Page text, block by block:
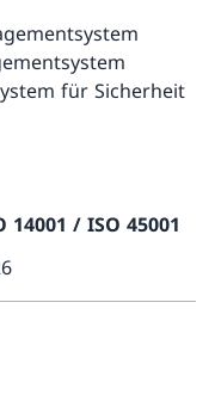
für Sicherheit
/ ISO 45001